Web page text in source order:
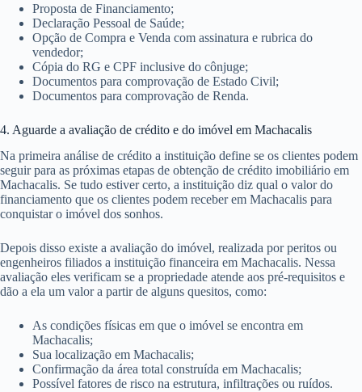
Proposta de Financiamento;
Declaração Pessoal de Saúde;
Opção de Compra e Venda com assinatura e rubrica do
vendedor;
Cópia do RG e CPF inclusive do cônjuge;
Documentos para comprovação de Estado Civil;
Documentos para comprovação de Renda.
4. Aguarde a avaliação de crédito e do imóvel em Machacalis
Na primeira análise de crédito a instituição define se os clientes podem
seguir para as próximas etapas de obtenção de crédito imobiliário em
Machacalis. Se tudo estiver certo, a instituição diz qual o valor do
financiamento que os clientes podem receber em Machacalis para
conquistar o imóvel dos sonhos.
Depois disso existe a avaliação do imóvel, realizada por peritos ou
engenheiros filiados a instituição financeira em Machacalis. Nessa
avaliação eles verificam se a propriedade atende aos pré-requisitos e
dão a ela um valor a partir de alguns quesitos, como:
As condições físicas em que o imóvel se encontra em
Machacalis;
Sua localização em Machacalis;
Confirmação da área total construída em Machacalis;
Possível fatores de risco na estrutura, infiltrações ou ruídos.